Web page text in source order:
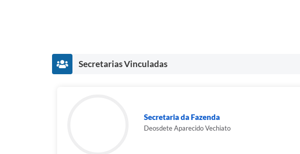
Secretarias Vinculadas
Secretaria da Fazenda
Deosdete Aparecido Vechiato